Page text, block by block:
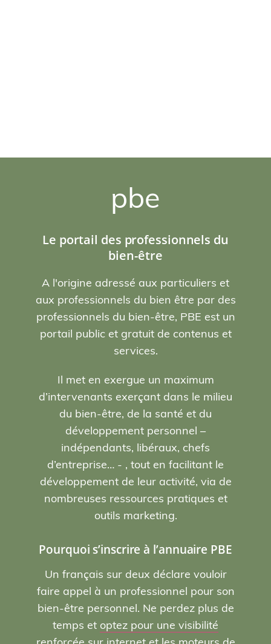
pbe
Le portail des professionnels du
bien-être
A l'origine adressé aux particuliers et
aux professionnels du bien être par des
professionnels du bien-être, PBE est un
portail public et gratuit de contenus et
services.
Il met en exergue un maximum
d’intervenants exerçant dans le milieu
du bien-être, de la santé et du
développement personnel –
indépendants, libéraux, chefs
d’entreprise… - , tout en facilitant le
développement de leur activité, via de
nombreuses ressources pratiques et
outils marketing.
Pourquoi s’inscrire à l’annuaire PBE
Un français sur deux déclare vouloir
faire appel à un professionnel pour son
bien-être personnel. Ne perdez plus de
temps et optez pour une visibilité